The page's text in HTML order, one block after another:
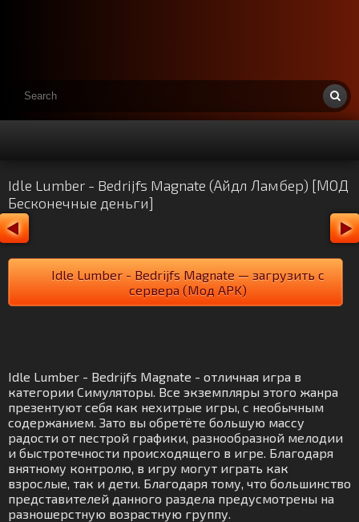
Idle Lumber - Bedrijfs Magnate (Айдл Ламбер) [МОД
Бесконечные деньги]
Idle Lumber - Bedrijfs Magnate — загрузить с
сервера (Мод APK)
Idle Lumber - Bedrijfs Magnate - отличная игра в
категории Симуляторы. Все экземпляры этого жанра
презентуют себя как нехитрые игры, с необычным
содержанием. Зато вы обретёте большую массу
радости от пестрой графики, разнообразной мелодии
и быстротечности происходящего в игре. Благодаря
внятному контролю, в игру могут играть как
взрослые, так и дети. Благодаря тому, что большинство
представителей данного раздела предусмотрены на
разношерстную возрастную группу.